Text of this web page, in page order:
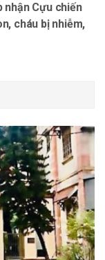
nhận Cựu chiến
cháu bị nhiễm,